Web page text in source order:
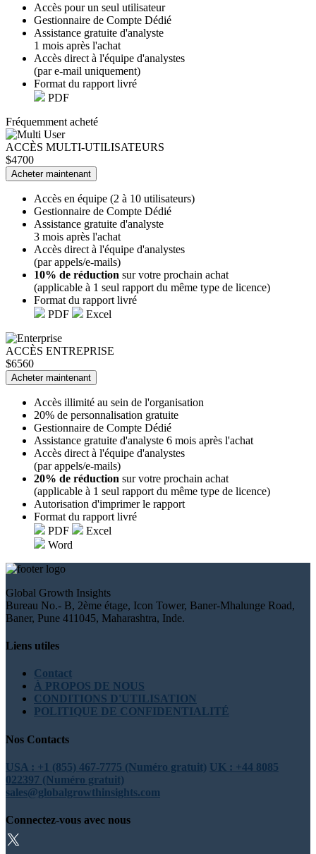
Accès pour un seul utilisateur
Gestionnaire de Compte Dédié
Assistance gratuite d'analyste
1 mois après l'achat
Accès direct à l'équipe d'analystes
(par e-mail uniquement)
Format du rapport livré
PDF
Fréquemment acheté
ACCÈS MULTI-UTILISATEURS
$4700
Acheter maintenant
Accès en équipe (2 à 10 utilisateurs)
Gestionnaire de Compte Dédié
Assistance gratuite d'analyste
3 mois après l'achat
Accès direct à l'équipe d'analystes
(par appels/e-mails)
10% de réduction sur votre prochain achat
(applicable à 1 seul rapport du même type de licence)
Format du rapport livré
PDF
Excel
ACCÈS ENTREPRISE
$6560
Acheter maintenant
Accès illimité au sein de l'organisation
20% de personnalisation gratuite
Gestionnaire de Compte Dédié
Assistance gratuite d'analyste 6 mois après l'achat
Accès direct à l'équipe d'analystes
(par appels/e-mails)
20% de réduction sur votre prochain achat
(applicable à 1 seul rapport du même type de licence)
Autorisation d'imprimer le rapport
Format du rapport livré
PDF
Excel
Word
Global Growth Insights
Bureau No.- B, 2ème étage, Icon Tower, Baner-Mhalunge Road,
Baner, Pune 411045, Maharashtra, Inde.
Liens utiles
Contact
À PROPOS DE NOUS
CONDITIONS D'UTILISATION
POLITIQUE DE CONFIDENTIALITÉ
Nos Contacts
USA : +1 (855) 467-7775 (Numéro gratuit) UK : +44 8085
022397 (Numéro gratuit)
sales@globalgrowthinsights.com
Connectez-vous avec nous